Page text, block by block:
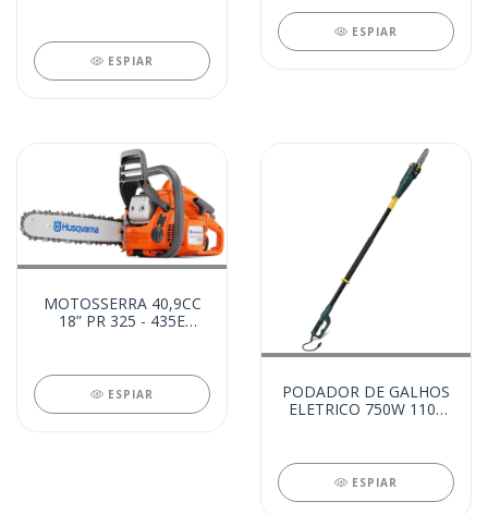
ESPIAR
ESPIAR
MOTOSSERRA 40,9CC
18” PR 325 - 435E
ESPIAR
PODADOR DE GALHOS
ELETRICO 750W 110V
ESPIAR